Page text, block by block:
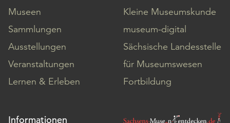
Museen
Sammlungen
Ausstellungen
Veranstaltungen
Lernen & Erleben
Kleine Museumskunde
museum-digital
Sächsische Landesstelle
für Museumswesen
Fortbildung
Informationen